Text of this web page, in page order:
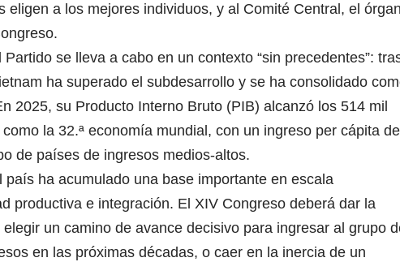
eligen a los mejores individuos, y al Comité Central, el
se lleva a cabo en un contexto “sin precedentes”:
ha superado el subdesarrollo y se ha consolidado
2025, su Producto Interno Bruto (PIB) alcanzó los 514 mil
la 32.ª economía mundial, con un ingreso per cápita de
de países de ingresos medios-altos.
ha acumulado una base importante en escala
productiva e integración. El XIV Congreso deberá dar la
un camino de avance decisivo para ingresar al grupo
en las próximas décadas, o caer en la inercia de un